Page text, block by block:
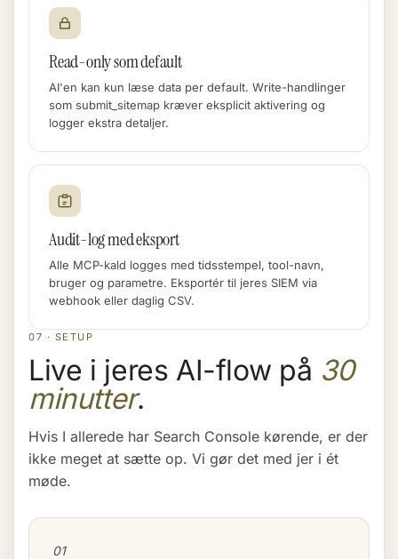
Read-only som default
AI'en kan kun læse data per default. Write-handlinger
som submit_sitemap kræver eksplicit aktivering og
logger ekstra detaljer.
Audit-log med eksport
Alle MCP-kald logges med tidsstempel, tool-navn,
bruger og parametre. Eksportér til jeres SIEM via
webhook eller daglig CSV.
07 · SETUP
Live i jeres AI-flow på 30
minutter.
Hvis I allerede har Search Console kørende, er der
ikke meget at sætte op. Vi gør det med jer i ét
møde.
01